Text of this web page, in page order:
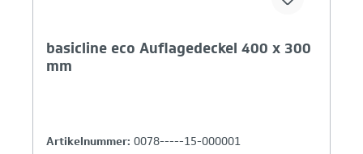
basicline eco Auflagedeckel 400 x 300
mm
Artikelnummer: 0078-----15-000001